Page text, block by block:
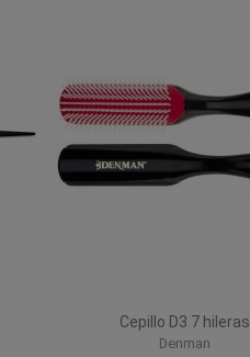
Cepillo D3 7 hileras
Denman